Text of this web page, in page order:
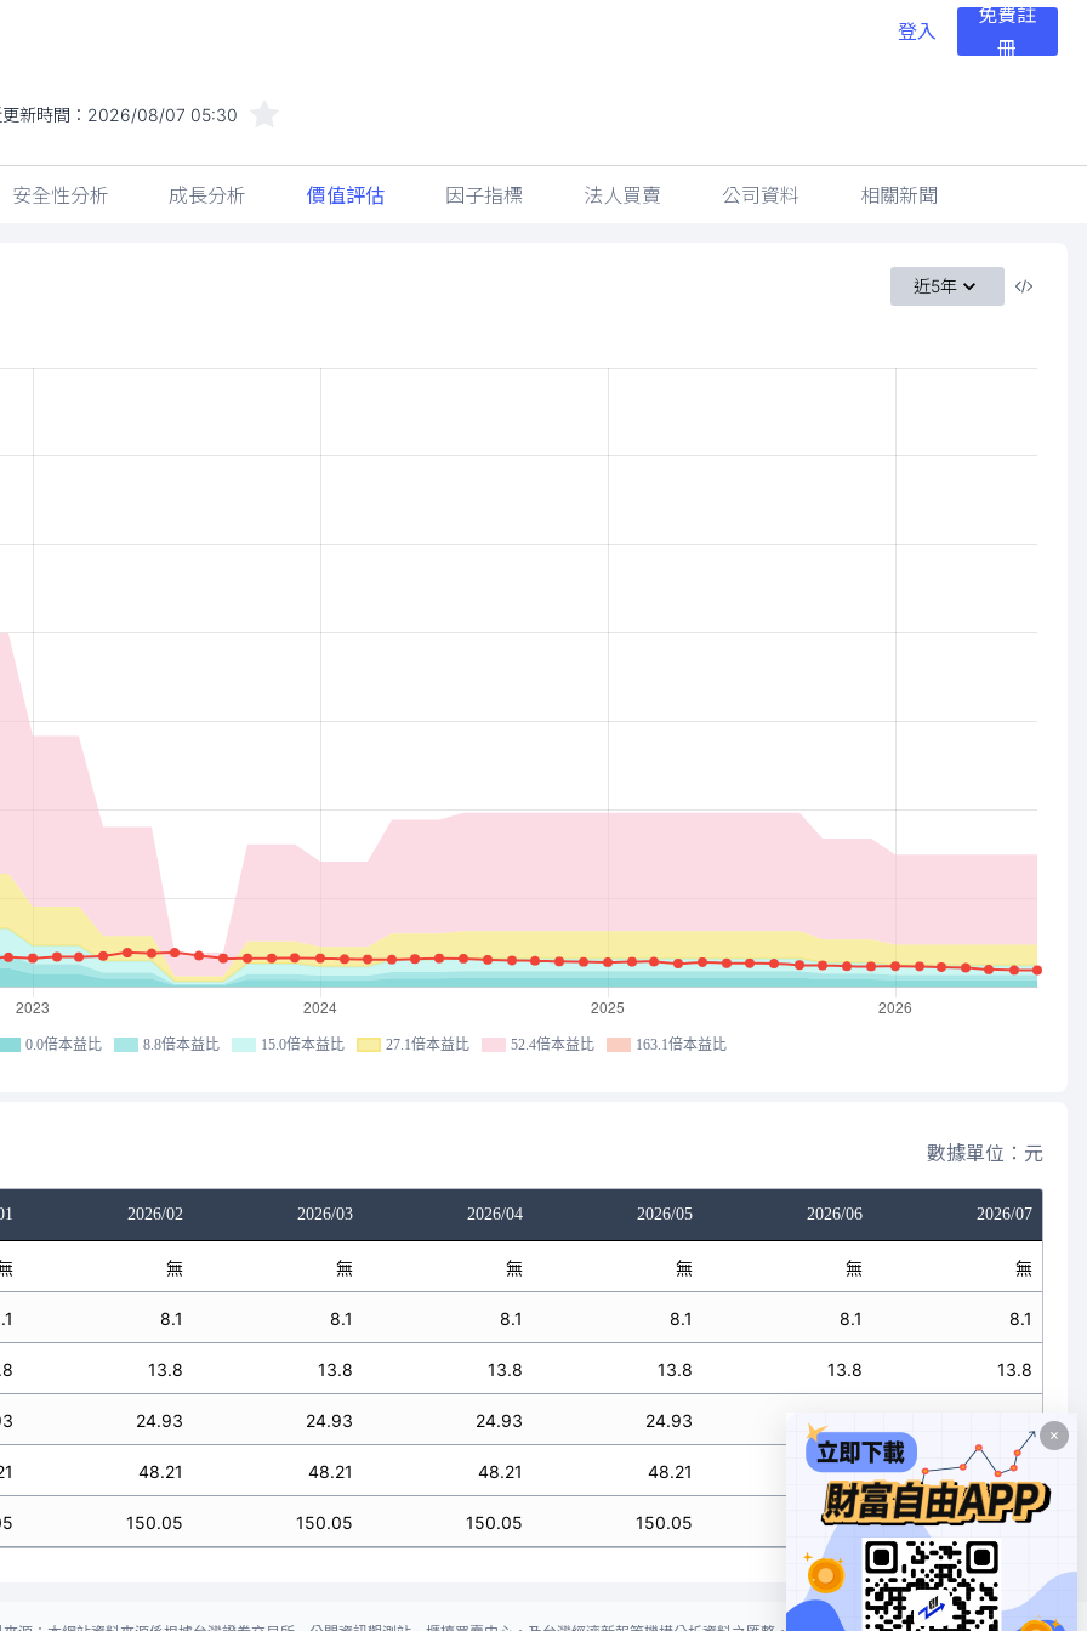
登入
免費註
冊
新時間： 2026/08/07 05:30
安全性分析 成長分析 價值評估 因子指標 法人買賣 公司資料 相關新聞
近5年
0.0倍本益比 8.8倍本益比 15.0倍本益比 27.1倍本益比 52.4倍本益比 163.1倍本益比
數據單位：元
2026/02 2026/03 2026/04 2026/05 2026/06 2026/07
無 無 無 無 無 無
8.1 8.1 8.1 8.1 8.1 8.1
13.8 13.8 13.8 13.8 13.8 13.8
24.93 24.93 24.93 24.93 24.93
48.21 48.21 48.21 48.21 48.21 48.21
150.05 150.05 150.05 150.05 150.05 150.05